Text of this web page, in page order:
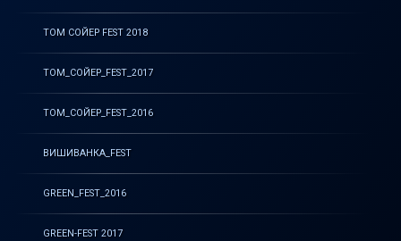
ТОМ СОЙЕР FEST 2018
ТОМ_СОЙЕР_FEST_2017
ТОМ_СОЙЕР_FEST_2016
ВИШИВАНКА_FEST
GREEN_FEST_2016
GREEN-FEST 2017